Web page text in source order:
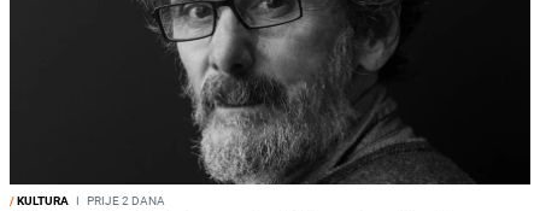
/KULTURA I PRIJE 2 DANA